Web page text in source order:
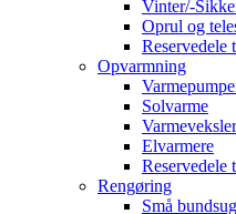
Vinter/-
Oprul og
Opvarmning
Solvarme
Elvarmere
Reservedele
Rengøring
Små